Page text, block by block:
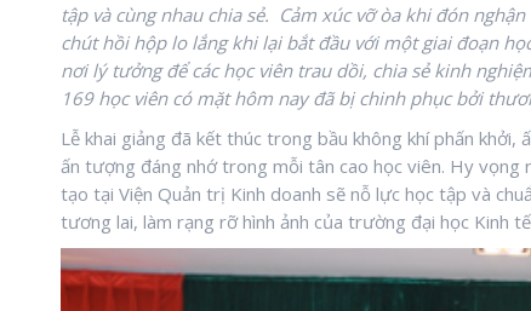
tập và cùng nhau chia sẻ. Cảm xúc vỡ òa khi đón
chút hồi hộp lo lắng khi lại bắt đầu với một giai đoạn
nơi lý tưởng để các học viên trau dồi, chia sẻ kinh
169 học viên có mặt hôm nay đã bị chinh phục bởi
Lễ khai giảng đã kết thúc trong bầu không khí phấn
ấn tượng đáng nhớ trong mỗi tân cao học viên. Hy vọng
tạo tại Viện Quản trị Kinh doanh sẽ nỗ lực học tập và
tương lai, làm rạng rỡ hình ảnh của trường đại học Kinh